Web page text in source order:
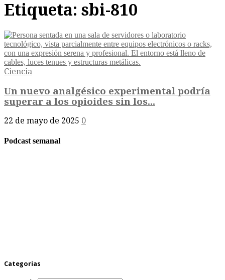
Etiqueta: sbi-810
Ciencia
Un nuevo analgésico experimental podría
superar a los opioides sin los...
22 de mayo de 2025 0
Podcast semanal
Categorías